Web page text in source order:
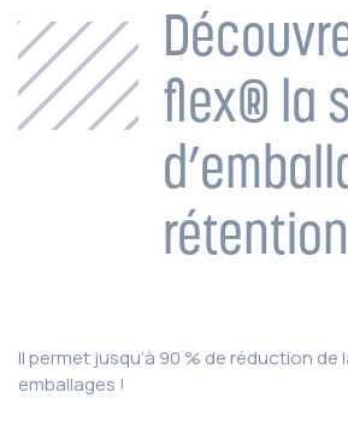
flex® la
Il permet jusqu’à 90 % de réduction de
emballages !